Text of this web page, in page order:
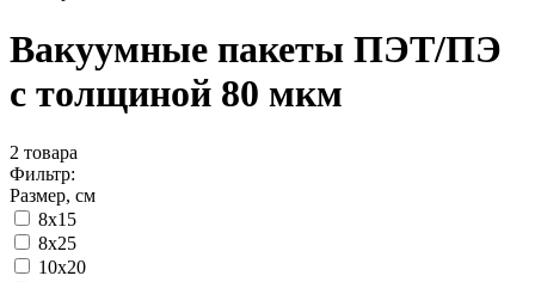
Вакуумные пакеты ПЭТ/ПЭ
с толщиной 80 мкм
2 товара
Фильтр:
Размер, см
8x15
8х25
10x20